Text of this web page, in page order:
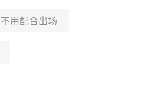
不用配合出场